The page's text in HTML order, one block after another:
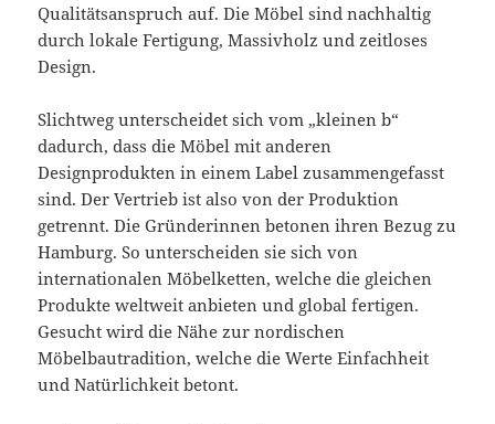
Qualitätsanspruch auf. Die Möbel sind nachhaltig
durch lokale Fertigung, Massivholz und zeitloses
Design.
Slichtweg unterscheidet sich vom „kleinen b“
dadurch, dass die Möbel mit anderen
Designprodukten in einem Label zusammengefasst
sind. Der Vertrieb ist also von der Produktion
getrennt. Die Gründerinnen betonen ihren Bezug zu
Hamburg. So unterscheiden sie sich von
internationalen Möbelketten, welche die gleichen
Produkte weltweit anbieten und global fertigen.
Gesucht wird die Nähe zur nordischen
Möbelbautradition, welche die Werte Einfachheit
und Natürlichkeit betont.